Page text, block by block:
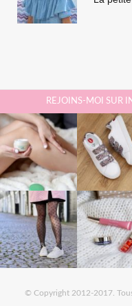
REJOINS-MOI SUR
© Copyright 2012-2017.